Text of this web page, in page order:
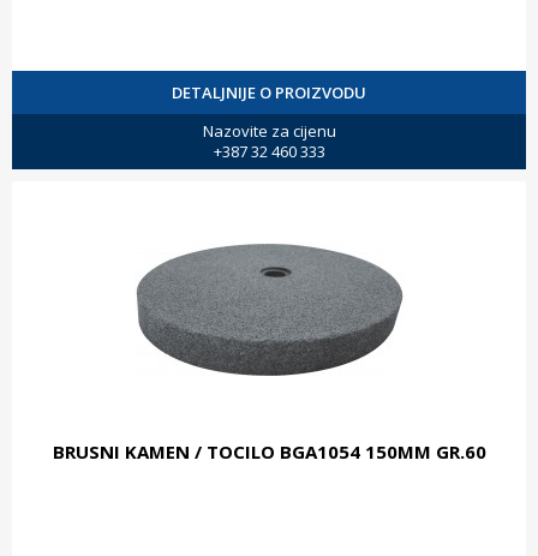
DETALJNIJE O PROIZVODU
Nazovite za cijenu
+387 32 460 333
BRUSNI KAMEN / TOCILO BGA1054 150MM GR.60